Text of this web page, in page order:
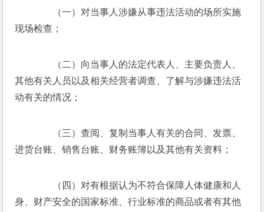
（一）对当事人涉嫌从事违法活动的场所实施
现场检查；
（二）向当事人的法定代表人、主要负责人、
其他有关人员以及相关经营者调查、了解与涉嫌违法活
动有关的情况；
（三）查阅、复制当事人有关的合同、发票、
进货台账、销售台账、财务账簿以及其他有关资料；
（四）对有根据认为不符合保障人体健康和人
身、财产安全的国家标准、行业标准的商品或者有其他